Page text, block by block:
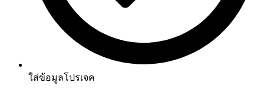
ใส่ข้อมูลโปรเจค